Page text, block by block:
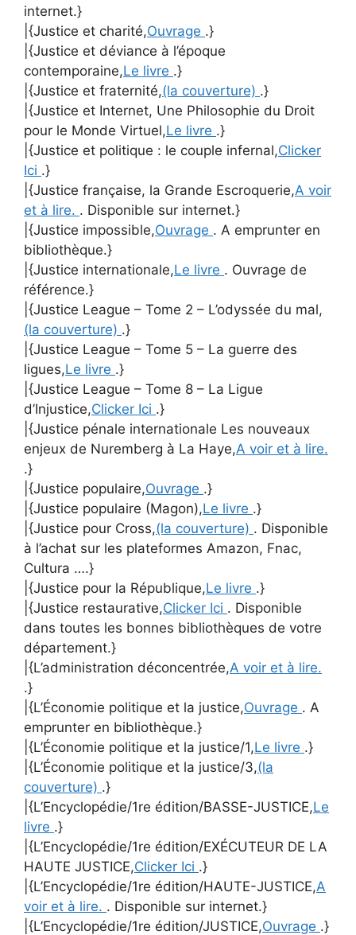
internet.}
|{Justice et charité,Ouvrage .}
|{Justice et déviance à l’époque
contemporaine,Le livre .}
|{Justice et fraternité,(la couverture) .}
|{Justice et Internet, Une Philosophie du Droit
pour le Monde Virtuel,Le livre .}
|{Justice et politique : le couple infernal,Clicker
Ici .}
|{Justice française, la Grande Escroquerie,A voir
et à lire. . Disponible sur internet.}
|{Justice impossible,Ouvrage . A emprunter en
bibliothèque.}
|{Justice internationale,Le livre . Ouvrage de
référence.}
|{Justice League – Tome 2 – L’odyssée du mal,
(la couverture) .}
|{Justice League – Tome 5 – La guerre des
ligues,Le livre .}
|{Justice League – Tome 8 – La Ligue
d’Injustice,Clicker Ici .}
|{Justice pénale internationale Les nouveaux
enjeux de Nuremberg à La Haye,A voir et à lire.
.}
|{Justice populaire,Ouvrage .}
|{Justice populaire (Magon),Le livre .}
|{Justice pour Cross,(la couverture) . Disponible
à l’achat sur les plateformes Amazon, Fnac,
Cultura ….}
|{Justice pour la République,Le livre .}
|{Justice restaurative,Clicker Ici . Disponible
dans toutes les bonnes bibliothèques de votre
département.}
|{L’administration déconcentrée,A voir et à lire.
.}
|{L’Économie politique et la justice,Ouvrage . A
emprunter en bibliothèque.}
|{L’Économie politique et la justice/1,Le livre .}
|{L’Économie politique et la justice/3,(la
couverture) .}
|{L’Encyclopédie/1re édition/BASSE-JUSTICE,Le
livre .}
|{L’Encyclopédie/1re édition/EXÉCUTEUR DE LA
HAUTE JUSTICE,Clicker Ici .}
|{L’Encyclopédie/1re édition/HAUTE-JUSTICE,A
voir et à lire. . Disponible sur internet.}
|{L’Encyclopédie/1re édition/JUSTICE,Ouvrage .}